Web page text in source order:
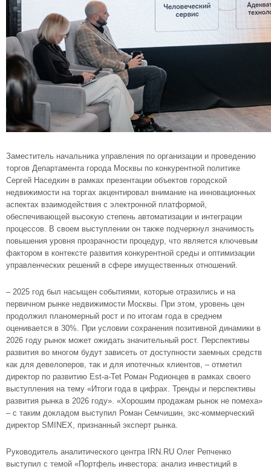
Заместитель начальника управления по организации и проведению
торгов Департамента города Москвы по конкурентной политике
Сергей Наседкин в рамках презентации объектов городской
недвижимости на торгах акцентировал внимание на инновационных
аспектах взаимодействия с электронной платформой,
обеспечивающей высокую степень автоматизации и интеграции
процессов. В своем выступлении он также подчеркнул значимость
повышения уровня прозрачности процедур, что является ключевым
фактором в контексте развития конкурентной среды и оптимизации
управленческих решений в сфере имущественных отношений.
– 2025 год был насыщен событиями, которые отразились и на
первичном рынке недвижимости Москвы. При этом, уровень цен
продолжил планомерный рост и по итогам года в среднем
оценивается в 30%. При условии сохранения позитивной динамики в
2026 году рынок может ожидать значительный рост. Перспективы
развития во многом будут зависеть от доступности заемных средств
как для девелоперов, так и для ипотечных клиентов, – отметил
директор по развитию Est-a-Tet Роман Родионцев в рамках своего
выступления на тему «Итоги года в цифрах. Тренды и перспективы
развития рынка в 2026 году». «Хорошим продажам рынок не помеха»
– с таким докладом выступил Роман Семчишин, экс-коммерческий
директор SMINEX, признанный эксперт рынка.
Руководитель аналитического центра IRN.RU Олег Репченко
выступил с темой «Портфель инвестора: анализ инвестиций в